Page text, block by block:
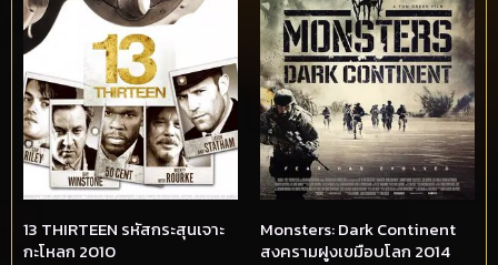
13 THIRTEEN รหัสกระสุนเจาะ
กะโหลก 2010
Monsters: Dark Continent
สงครามฝูงเขมือบโลก 2014